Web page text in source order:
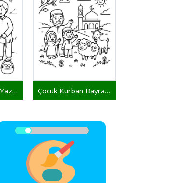
Kurban Bayramı Yazdırılabilir Resim Çocuk Kurban Bayramı Yazdırılabilir